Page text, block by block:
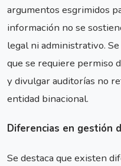
argumentos esgrimidos
información no se
legal ni administrativo.
que se requiere permiso
y divulgar auditorías no
entidad binacional.
Diferencias en gestión
Se destaca que existen